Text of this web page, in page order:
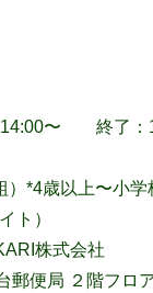
14:00〜 終了：
）*4歳以上〜小学
ト）
株式会社
郵便局 ２階フロ